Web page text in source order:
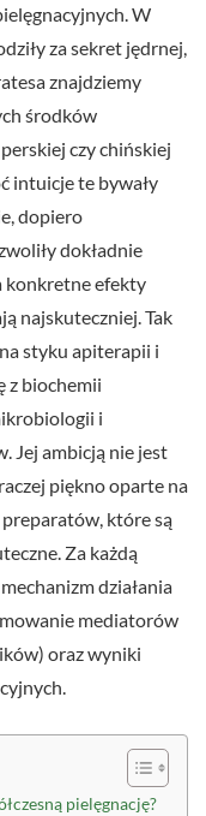
W
za sekret jędrnej,
znajdziemy
środków
czy chińskiej
intuicje te bywały
dopiero
dokładnie
konkretne efekty
najskuteczniej. Tak
styku apiterapii i
z biochemii
i
Jej ambicją nie jest
piękno oparte na
które są
Za każdą
działania
mediatorów
oraz wyniki
pielęgnację?